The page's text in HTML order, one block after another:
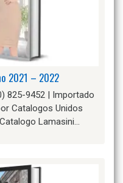
2021 – 2022
825-9452 | Importado
Catalogos Unidos
Lamasini…